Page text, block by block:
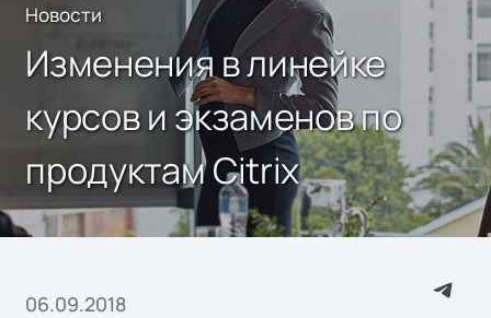
Новости
Изменения в линейке
курсов и экзаменов по
продуктам Citrix
06.09.2018